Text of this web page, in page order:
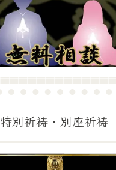
特別祈祷・別座祈祷